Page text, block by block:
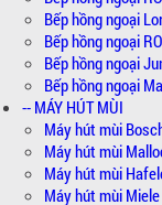
Bếp hồng ngoại
Bếp hồng ngoại
Bếp hồng ngoại
Bếp hồng ngoại
-- MÁY HÚT MÙI
Máy hút mùi
Máy hút mùi
Máy hút mùi
Máy hút mùi